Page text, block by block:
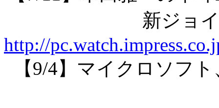
新ジョ
http://
【9/4】マイクロソフ